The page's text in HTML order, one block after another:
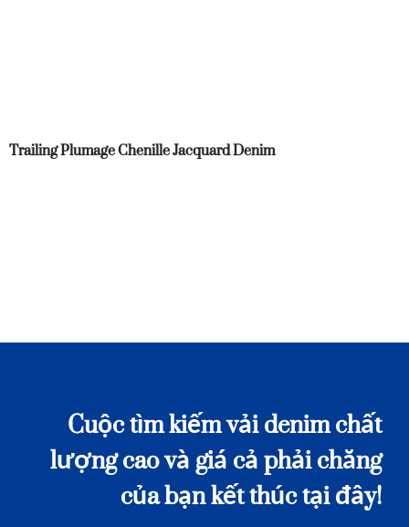
Trailing Plumage Chenille Jacquard Denim
Cuộc tìm kiếm vải denim chất
lượng cao và giá cả phải chăng
của bạn kết thúc tại đây!